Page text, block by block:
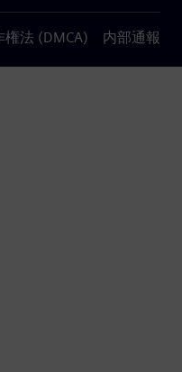
権法 (DMCA) 内部通報